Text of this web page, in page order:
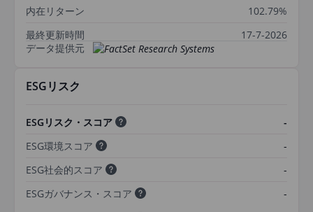
内在リターン
102.79%
最終更新時間
17-7-2026
データ提供元
ESGリスク
ESGリスク・スコア
-
ESG環境スコア
-
ESG社会的スコア
-
ESGガバナンス・スコア
-